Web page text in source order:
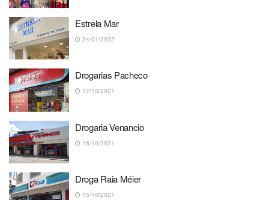
Estrela Mar
24/01/2022
Drogarias Pacheco
17/10/2021
Drogaria Venancio
16/10/2021
Droga Raia Méier
15/10/2021